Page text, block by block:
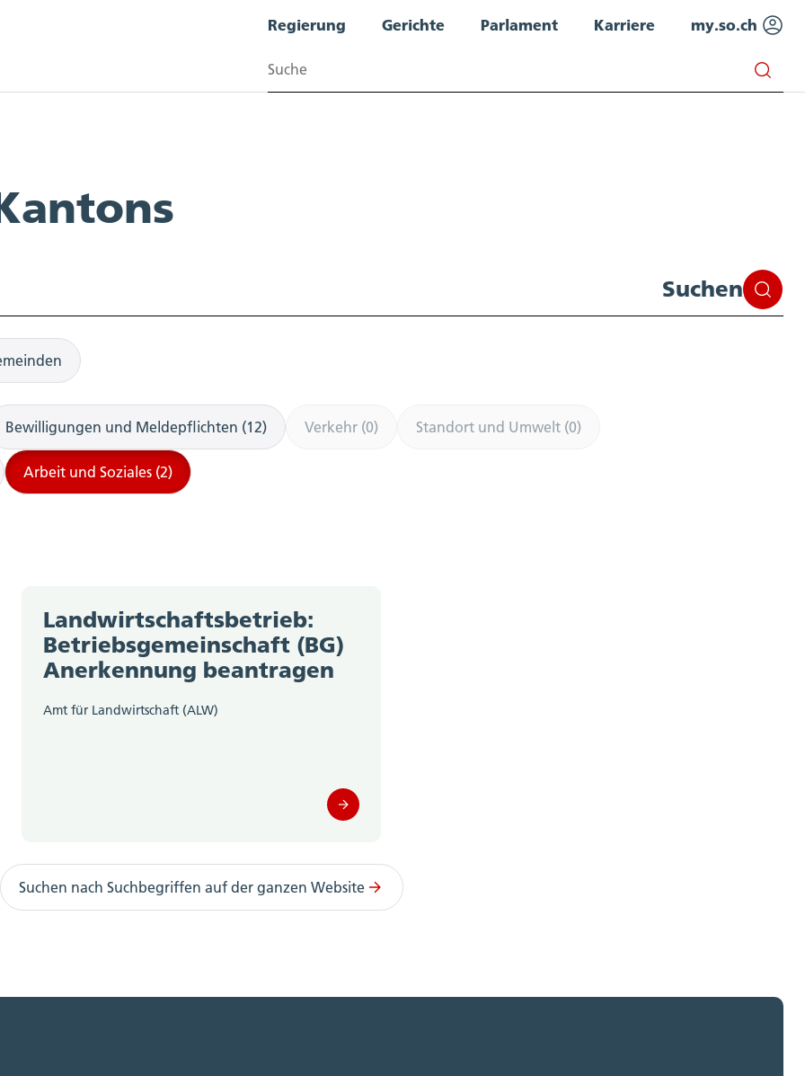
Regierung Gerichte Parlament Karriere my.so.ch
Suchen
Suchen
Bewilligungen und Meldepflichten (12) Verkehr (0) Standort und Umwelt (0)
Arbeit und Soziales (2)
Landwirtschaftsbetrieb:
Betriebsgemeinschaft (BG)
Anerkennung beantragen
Amt für Landwirtschaft (ALW)
Suchen nach Suchbegriffen auf der ganzen Website